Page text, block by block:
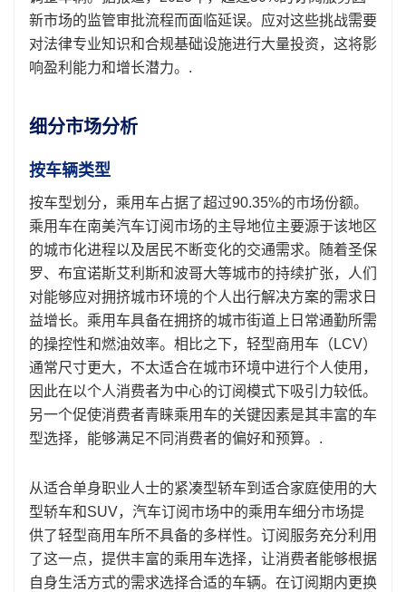
新市场的监管审批流程而面临延误。应对这些挑战需要
对法律专业知识和合规基础设施进行大量投资，这将影
响盈利能力和增长潜力。.
细分市场分析
按车辆类型
按车型划分，乘用车占据了超过90.35%的市场份额。
乘用车在南美汽车订阅市场的主导地位主要源于该地区
的城市化进程以及居民不断变化的交通需求。随着圣保
罗、布宜诺斯艾利斯和波哥大等城市的持续扩张，人们
对能够应对拥挤城市环境的个人出行解决方案的需求日
益增长。乘用车具备在拥挤的城市街道上日常通勤所需
的操控性和燃油效率。相比之下，轻型商用车（LCV）
通常尺寸更大，不太适合在城市环境中进行个人使用，
因此在以个人消费者为中心的订阅模式下吸引力较低。
另一个促使消费者青睐乘用车的关键因素是其丰富的车
型选择，能够满足不同消费者的偏好和预算。.
从适合单身职业人士的紧凑型轿车到适合家庭使用的大
型轿车和SUV，汽车订阅市场中的乘用车细分市场提
供了轻型商用车所不具备的多样性。订阅服务充分利用
了这一点，提供丰富的乘用车选择，让消费者能够根据
自身生活方式的需求选择合适的车辆。在订阅期内更换